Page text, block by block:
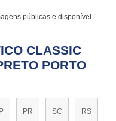
públicas e disponível
CLASSIC
PORTO
PR SC RS